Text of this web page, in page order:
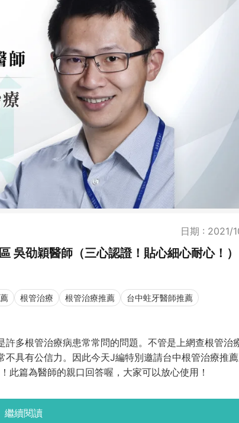
日期 : 2021/
吳劭穎醫師（三心認證！貼心細心耐心！
根管治療 根管治療推薦
台中蛀牙醫師推薦
許多根管治療病患常常問的問題。不管是上網查根管治
具有公信力。因此今天J編特別邀請台中根管治療推
此篇為醫師的親口回答喔，大家可以放心使用！
繼續閱讀